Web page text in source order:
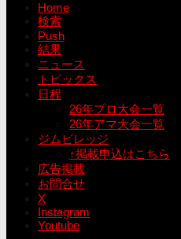
Home
検索
Push
結果
ニュース
トピックス
日程
26年プロ大会一覧
26年アマ大会一覧
ジムビレッジ
↑掲載申込はこちら
広告掲載
お問合せ
X
Instagram
Youtube